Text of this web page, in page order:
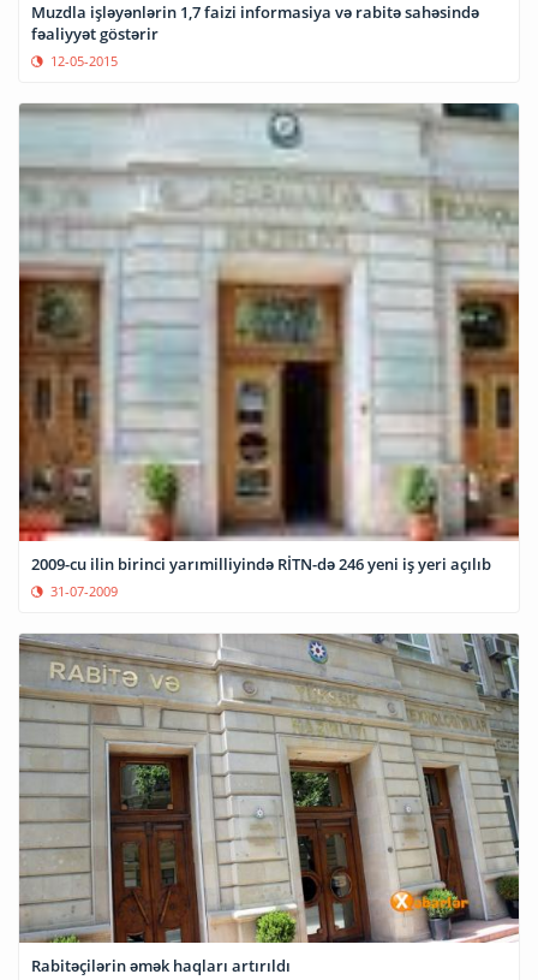
Muzdla işləyənlərin 1,7 faizi informasiya və rabitə sahəsində
fəaliyyət göstərir
12-05-2015
2009-cu ilin birinci yarımilliyində RİTN-də 246 yeni iş yeri açılıb
31-07-2009
Rabitəçilərin əmək haqları artırıldı